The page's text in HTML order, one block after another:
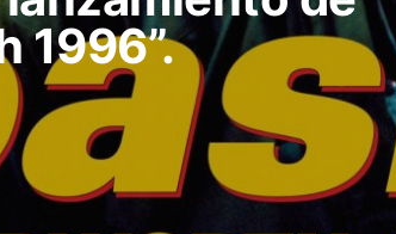
1996”.